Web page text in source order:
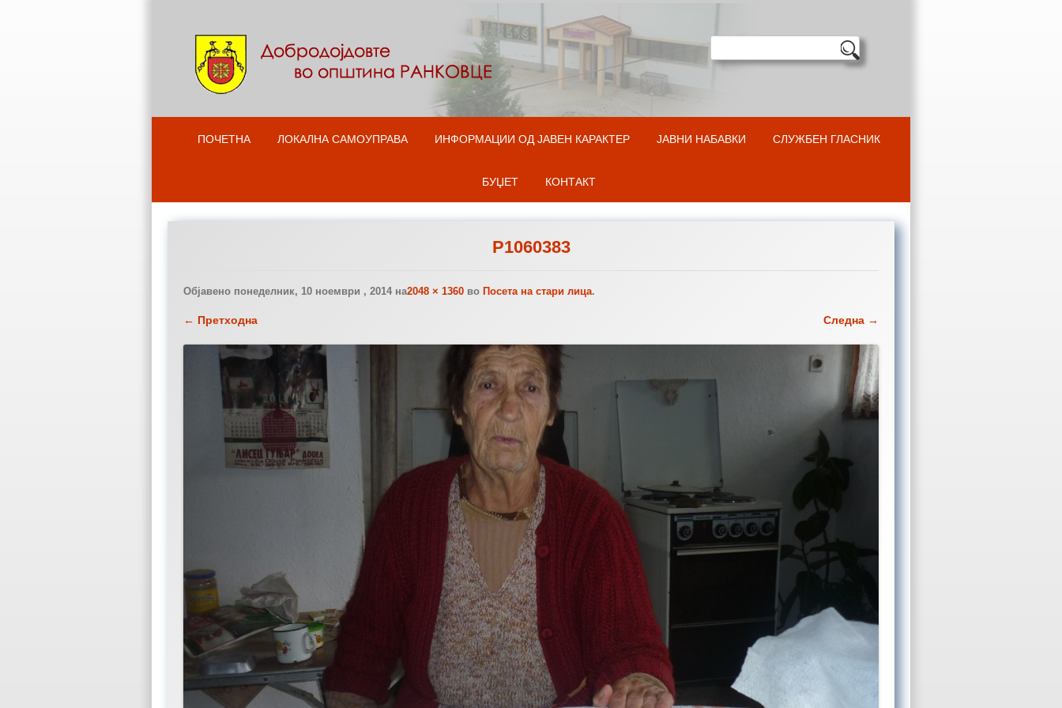
ПОЧЕТНА
ЛОКАЛНА САМОУПРАВА ИНФОРМАЦИИ ОД ЈАВЕН КАРАКТЕР ЈАВНИ НАБАВКИ СЛУЖБЕН ГЛАСНИК
БУЏЕТ КОНТАКТ
P1060383
Објавено понеделник, 10 ноември , 2014 на2048 × 1360 во Посета на стари лица.
← Претходна Следна →